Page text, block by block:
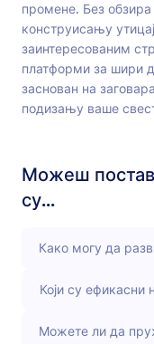
промене. Без
конструисању
заинтересованим
платформи за шири
заснован на
подизању ваше
Можеш
су...
Како могу да
Који су ефикасни
Можете ли да